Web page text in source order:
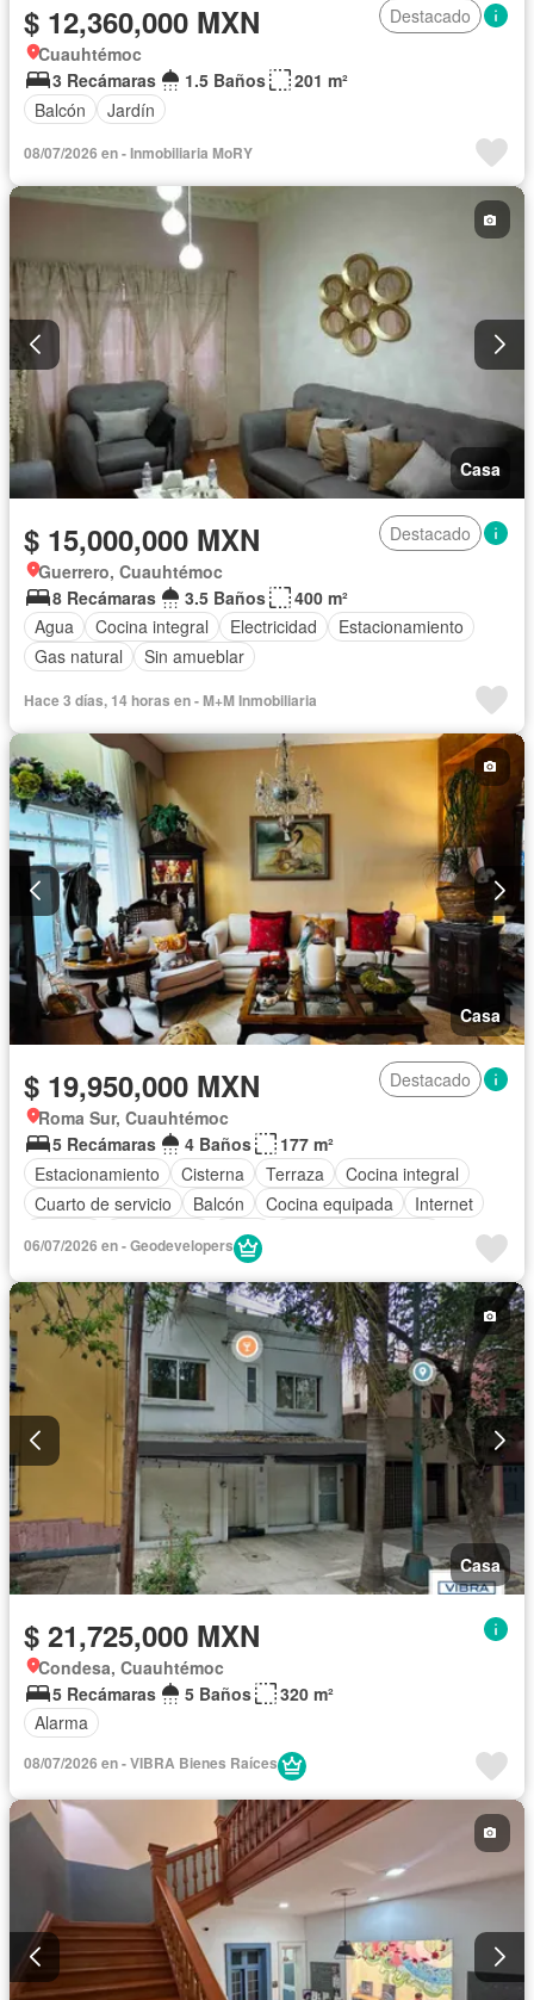
$ 12,360,000 MXN
Destacado
Cuauhtémoc
3 Recámaras
1.5 Baños
201 m²
Balcón
Jardín
08/07/2026 en - Inmobiliaria MoRY
Casa
$ 15,000,000 MXN
Destacado
Guerrero, Cuauhtémoc
8 Recámaras
3.5 Baños
400 m²
Agua
Cocina integral Electricidad
Estacionamiento
Gas natural
Sin amueblar
Hace 3 días, 14 horas en - M+M Inmobiliaria
Casa
$ 19,950,000 MXN
Destacado
Roma Sur, Cuauhtémoc
5 Recámaras
4 Baños
177 m²
Estacionamiento
Cisterna Terraza
Cocina integral
Cuarto de servicio
Balcón Cocina equipada
Internet
Agua
Recámara con closet
Parcialmente amueblado
06/07/2026 en - Geodevelopers
Casa
$ 21,725,000 MXN
Condesa, Cuauhtémoc
5 Recámaras
5 Baños
320 m²
Alarma
08/07/2026 en - VIBRA Bienes Raíces